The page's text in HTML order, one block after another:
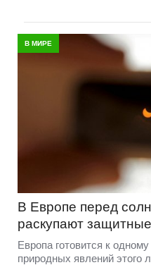
В МИРЕ
В Европе перед
раскупают
Европа готовится к
природных явлений этого